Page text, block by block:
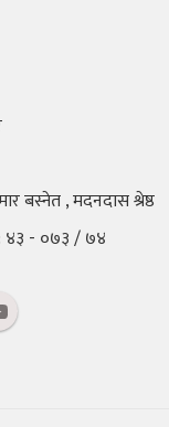
बस्नेत , मदनदास श्रेष्ठ
: ४३ - ०७३ / ७४